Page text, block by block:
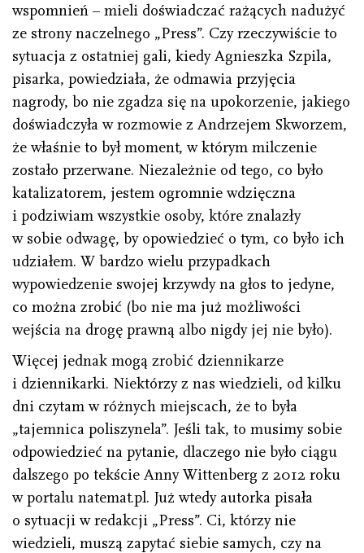
wspomnień – mieli doświadczać rażących nadużyć
ze strony naczelnego „Press”. Czy rzeczywiście to
sytuacja z ostatniej gali, kiedy Agnieszka Szpila,
pisarka, powiedziała, że odmawia przyjęcia
nagrody, bo nie zgadza się na upokorzenie, jakiego
doświadczyła w rozmowie z Andrzejem Skworzem,
że właśnie to był moment, w którym milczenie
zostało przerwane. Niezależnie od tego, co było
katalizatorem, jestem ogromnie wdzięczna
i podziwiam wszystkie osoby, które znalazły
w sobie odwagę, by opowiedzieć o tym, co było ich
udziałem. W bardzo wielu przypadkach
wypowiedzenie swojej krzywdy na głos to jedyne,
co można zrobić (bo nie ma już możliwości
wejścia na drogę prawną albo nigdy jej nie było).
Więcej jednak mogą zrobić dziennikarze
i dziennikarki. Niektórzy z nas wiedzieli, od kilku
dni czytam w różnych miejscach, że to była
„tajemnica poliszynela”. Jeśli tak, to musimy sobie
odpowiedzieć na pytanie, dlaczego nie było ciągu
dalszego po tekście Anny Wittenberg z 2012 roku
w portalu natemat.pl. Już wtedy autorka pisała
o sytuacji w redakcji „Press”. Ci, którzy nie
wiedzieli, muszą zapytać siebie samych, czy na